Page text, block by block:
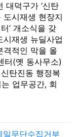
대덕구가 ‘신탄
도시재생 현장지
’ 개소식을 갖
시재생 뉴딜사업
격적인 막을 올
터(옛 동사무소)
탄진동 행정복
업무공간, 회
일무단수집거부